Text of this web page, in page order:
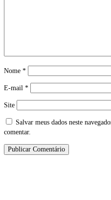
Nome *
E-mail *
Site
Salvar meus dados neste
comentar.